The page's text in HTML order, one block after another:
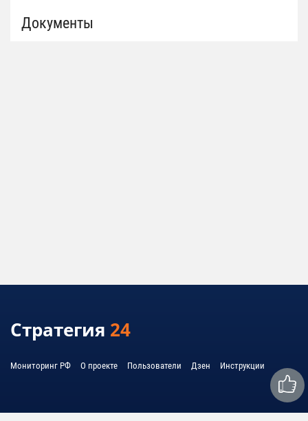
Документы
Стратегия 24
Мониторинг РФ О проекте Пользователи Дзен Инструкции